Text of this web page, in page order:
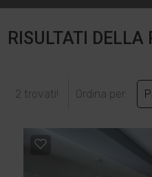
RISULTATI DELLA
2 trovati! Ordina per: